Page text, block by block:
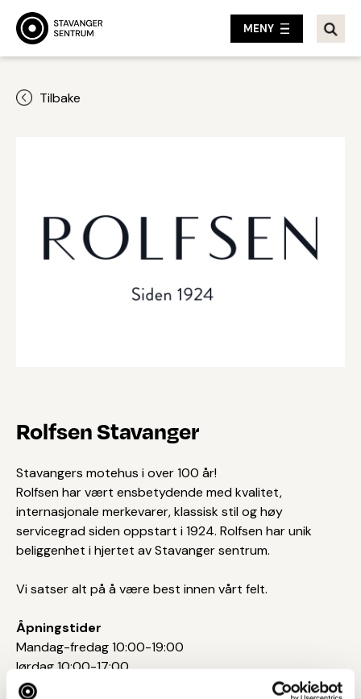
MENY
Tilbake
Rolfsen Stavanger
Stavangers motehus i over 100 år!
Rolfsen har vært ensbetydende med kvalitet,
internasjonale merkevarer, klassisk stil og høy
servicegrad siden oppstart i 1924. Rolfsen har unik
beliggenhet i hjertet av Stavanger sentrum.
Vi satser alt på å være best innen vårt felt.
Åpningstider
Mandag-fredag 10:00-19:00
lørdag 10:00-17:00